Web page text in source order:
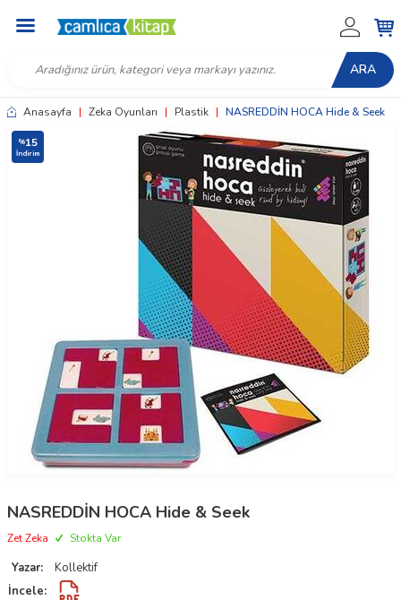
ARA
Anasayfa | Zeka Oyunları | Plastik | NASREDDİN HOCA Hide & Seek
%15
İndirim
NASREDDİN HOCA Hide & Seek
Zet Zeka Stokta Var
Yazar:
Kollektif
İncele: